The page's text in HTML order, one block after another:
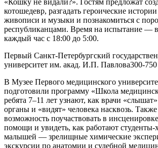
котошедевр, разгадать героические
живописи и музыки и познакомиться с
республиканцами. Время на испытание —
каждый час с 18:00 до 5:00.
Первый Санкт-Петербургский
университет им. акад. И.П. Павлова300-
В Музее Первого медицинского
подготовили программу «Школа
ребята 7–11 лет узнают, как врачи
органы и «видят» человека насквозь. Также
возможность поучаствовать в
помощи и увидеть, как работают студенты-
малышей — зрелищные химические
экскурсии по анатомии и судебной